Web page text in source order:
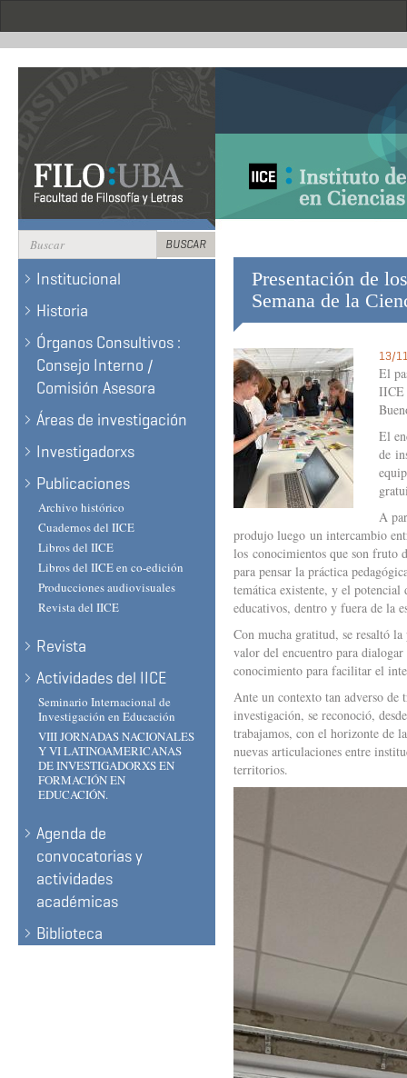
Formulario
de
BUSCAR
BUSCAR
Institucional
Historia
Órganos Consultivos :
Consejo Interno /
Comisión Asesora
Áreas de investigación
Investigadorxs
Publicaciones
Archivo histórico
Cuadernos del IICE
Libros del IICE
Libros del IICE en co-edición
Producciones audiovisuales
Revista del IICE
Revista
Actividades del IICE
Seminario Internacional de
Investigación en Educación
VIII JORNADAS NACIONALES
Y VI LATINOAMERICANAS
DE INVESTIGADORXS EN
FORMACIÓN EN
EDUCACIÓN.
Agenda de
convocatorias y
actividades
académicas
Biblioteca
Presentación de
Semana de la
13/
El
IICE
El
de
A
produjo luego un intercambio
los conocimientos que son fruto
para pensar la práctica
temática existente, y el potencial
educativos, dentro y fuera de la
Con mucha gratitud, se resaltó
valor del encuentro para
conocimiento para facilitar el
Ante un contexto tan adverso de
investigación, se reconoció,
trabajamos, con el horizonte de
nuevas articulaciones entre
territorios.